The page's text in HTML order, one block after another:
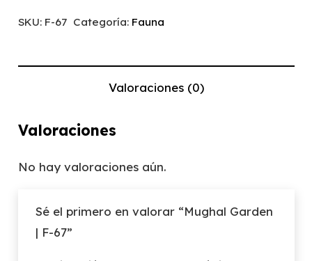
SKU: F-67 Categoría: Fauna
Valoraciones (0)
Valoraciones
No hay valoraciones aún.
Sé el primero en valorar “Mughal Garden
| F-67”